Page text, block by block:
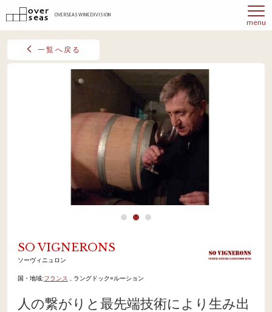
OVERSEAS WINE DIVISION
menu
一覧へ戻る
SO VIGNERONS
ソーヴィニュロン
国・地域:フランス , ラングドック=ルーション
人の繋がりと最先端技術により生み出